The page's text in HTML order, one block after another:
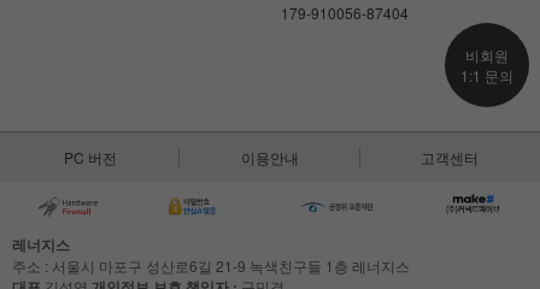
179-910056-87404
비회원
1:1 문의
PC 버전 이용안내 고객센터
레너지스
주소 : 서울시 마포구 성산로6길 21-9 녹색친구들 1층 레너지스